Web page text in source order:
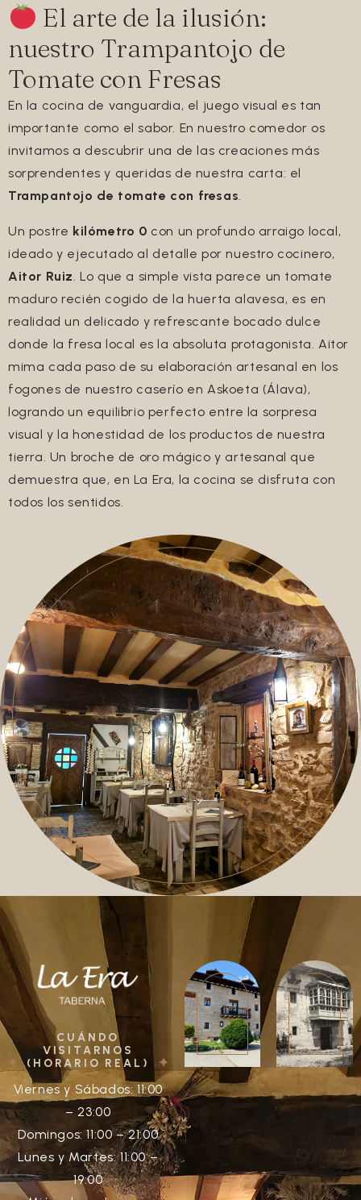
El arte de la ilusión:
nuestro Trampantojo de
Tomate con Fresas
En la cocina de vanguardia, el juego visual es tan
importante como el sabor. En nuestro comedor os
invitamos a descubrir una de las creaciones más
sorprendentes y queridas de nuestra carta: el
Trampantojo de tomate con fresas
Un postre kilómetro 0 con un profundo arraigo local,
ideado y ejecutado al detalle por nuestro cocinero,
Aitor Ruiz . Lo que a simple vista parece un tomate
maduro recién cogido de la huerta alavesa, es en
realidad un delicado y refrescante bocado dulce
donde la fresa local es la absoluta protagonista. Aitor
mima cada paso de su elaboración artesanal en los
fogones de nuestro caserío en Askoeta (Álava),
logrando un equilibrio perfecto entre la sorpresa
visual y la honestidad de los productos de nuestra
tierra. Un broche de oro mágico y artesanal que
demuestra que, en La Era, la cocina se disfruta con
todos los sentidos.
CUÁNDO
VISITARNOS
(HORARIO REAL)
Viernes y Sábados: 11:00
– 23:00
Domingos: 11:00 – 21:00
Lunes y Martes: 11:00 –
19:00